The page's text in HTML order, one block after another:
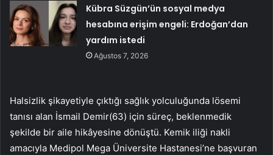
Kübra Süzgün’ün sosyal medya
hesabına erişim engeli: Erdoğan’dan
yardım istedi
Ağustos 7, 2026
Halsizlik şikayetiyle çıktığı sağlık yolculuğunda lösemi
tanısı alan İsmail Demir(63) için süreç, beklenmedik
şekilde bir aile hikâyesine dönüştü. Kemik iliği nakli
amacıyla Medipol Mega Üniversite Hastanesi’ne başvuran